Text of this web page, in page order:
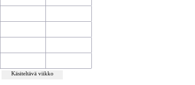
Käsiteltävä viikko